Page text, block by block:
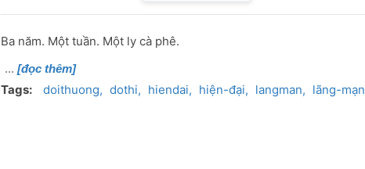
Ba năm. Một tuần. Một ly cà phê.
[đọc thêm]
Tags: doithuong dothi hiendai hiện-đại langman lãng-mạn